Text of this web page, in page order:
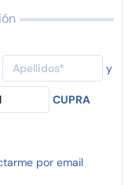
y
CUPRA
por email